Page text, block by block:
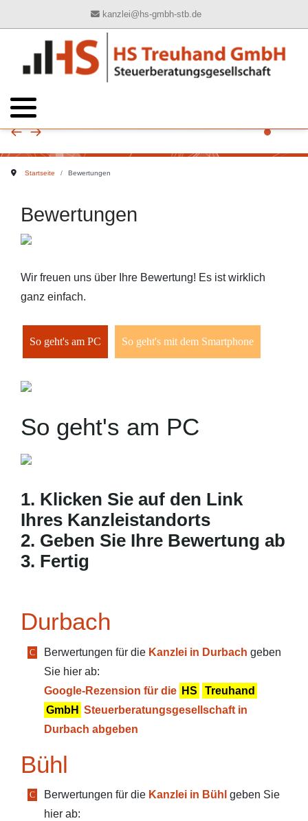
kanzlei@hs-gmbh-stb.de
Startseite Bewertungen
Bewertungen
Wir freuen uns über Ihre Bewertung! Es ist wirklich
ganz einfach.
So geht's am PC So geht's mit dem Smartphone
So geht's am PC
1. Klicken Sie auf den Link
Ihres Kanzleistandorts
2. Geben Sie Ihre Bewertung ab
3. Fertig
Durbach
Berwertungen für die Kanzlei in Durbach geben
Sie hier ab:
Google-Rezension für die HS
Treuhand
GmbH Steuerberatungsgesellschaft in
Durbach abgeben
Bühl
Berwertungen für die Kanzlei in Bühl geben Sie
hier ab:
Ihre Ansprechpartner
Buchhaltung
Digitalisierung
Geschichte